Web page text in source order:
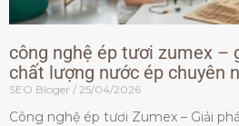
công nghệ ép tươi zumex –
chất lượng nước ép chuyên
SEO Bloger 25/04/2026
Công nghệ ép tươi Zumex – Giải